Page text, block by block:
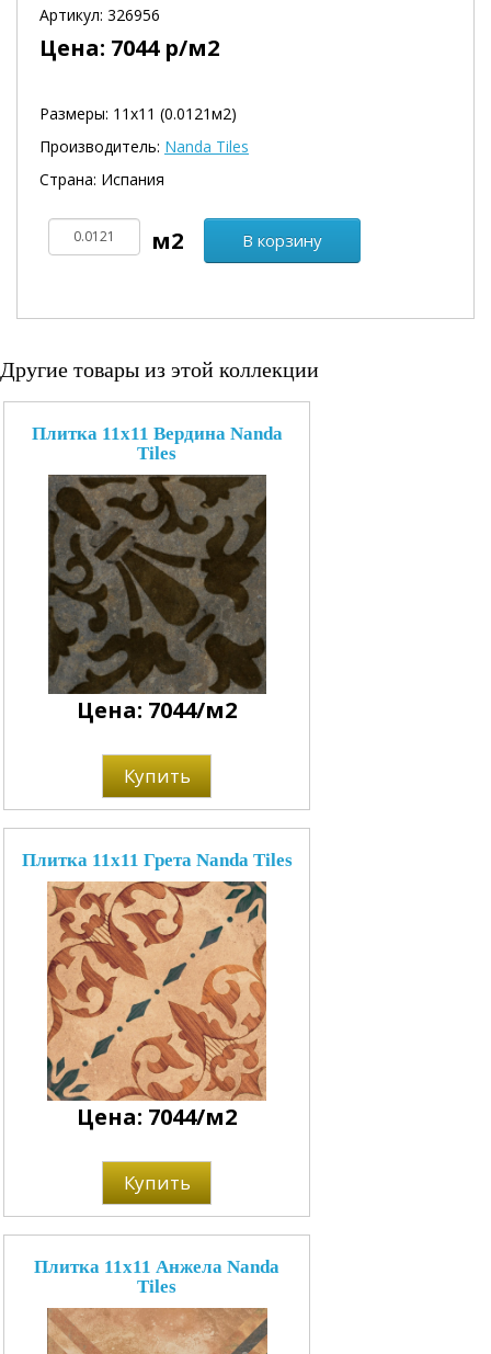
Артикул: 326956
Цена: 7044р/м2
Размеры: 11х11 (0.0121м2)
Производитель: Nanda Tiles
Страна: Испания
В корзину
Другие товары из этой коллекции
Плитка 11x11 Вердина Nanda
Tiles
Цена: 7044/м2
Купить
Плитка 11x11 Грета Nanda Tiles
Цена: 7044/м2
Купить
Плитка 11x11 Анжела Nanda
Tiles